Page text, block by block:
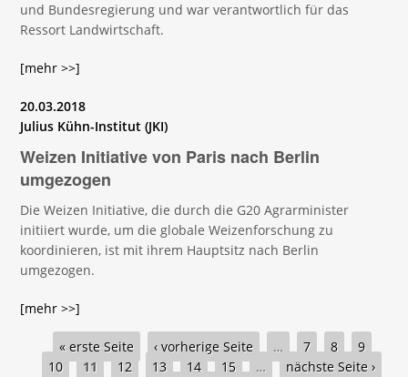
und Bundesregierung und war verantwortlich für das
Ressort Landwirtschaft.
[mehr >>]
20.03.2018
Julius Kühn-Institut (JKI)
Weizen Initiative von Paris nach Berlin
umgezogen
Die Weizen Initiative, die durch die G20 Agrarminister
initiiert wurde, um die globale Weizenforschung zu
koordinieren, ist mit ihrem Hauptsitz nach Berlin
umgezogen.
[mehr >>]
Seiten« erste Seite ‹ vorherige Seite … 7 8
9
10
11 12 13 14 15 …
nächste Seite ›